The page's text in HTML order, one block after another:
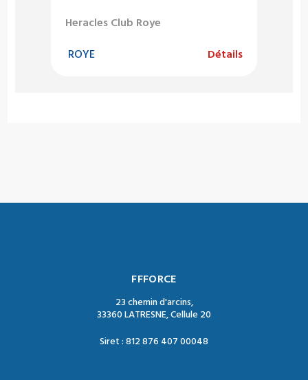
Heracles Club Roye
ROYE Détails
FFFORCE
23 chemin d'arcins,
33360 LATRESNE, Cellule 20
Siret : 812 876 407 00048